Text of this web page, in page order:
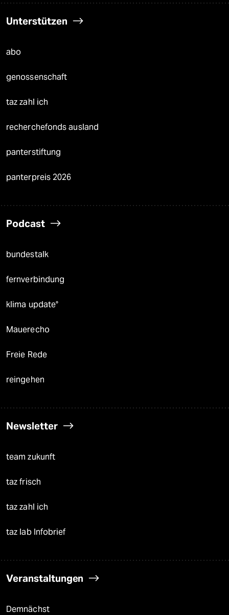
Unterstützen
abo
genossenschaft
taz zahl ich
recherchefonds ausland
panterstiftung
panterpreis 2026
Podcast
bundestalk
fernverbindung
klima update°
Mauerecho
Freie Rede
reingehen
Newsletter
team zukunft
taz frisch
taz zahl ich
taz lab Infobrief
Veranstaltungen
Demnächst